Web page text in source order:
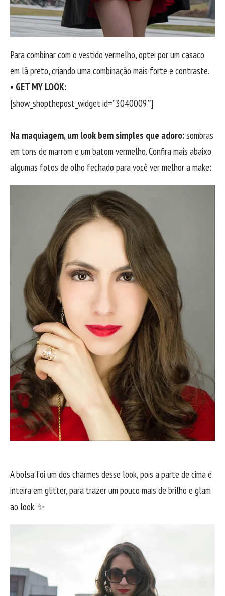
Para combinar com o vestido vermelho, optei por um casaco
em lã preto, criando uma combinação mais forte e contraste.
• GET MY LOOK:
[show_shopthepost_widget id=”3040009″]
Na maquiagem, um look bem simples que adoro:sombras
em tons de marrom e um batom vermelho. Confira mais abaixo
algumas fotos de olho fechado para você ver melhor a make:
A bolsa foi um dos charmes desse look, pois a parte de cima é
inteira em glitter, para trazer um pouco mais de brilho e glam
ao look. ✨